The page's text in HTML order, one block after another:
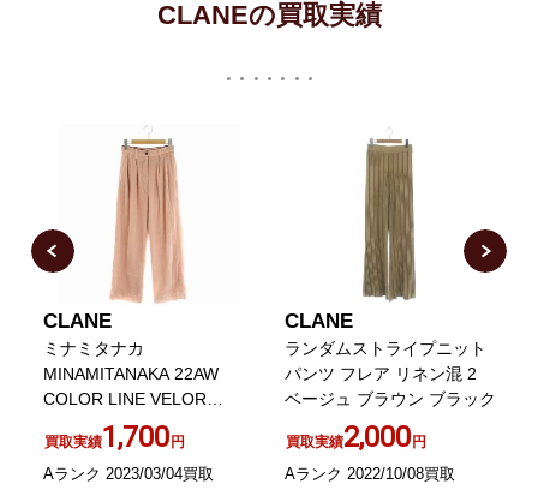
CLANEの買取実績
CLANE
ミナミタナカ
MINAMITANAKA 22AW
COLOR LINE VELOR
PANTS ベロアパンツ ワイ
ド フレア
買取実績1,700円
Aランク 2023/03/04買取
CLANE
ランダムストライプニット
パンツ フレア リネン混 2
ベージュ ブラウン ブラック
買取実績2,000円
Aランク 2022/10/08買取